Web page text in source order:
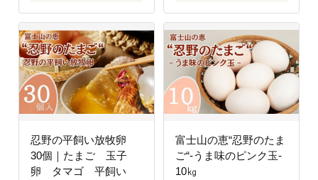
忍野の平飼い放牧卵
30個｜たまご 玉子
卵 タマゴ 平飼い
富士山の恵“忍野のたま
ご“‐うま味のピンク玉‐
10㎏